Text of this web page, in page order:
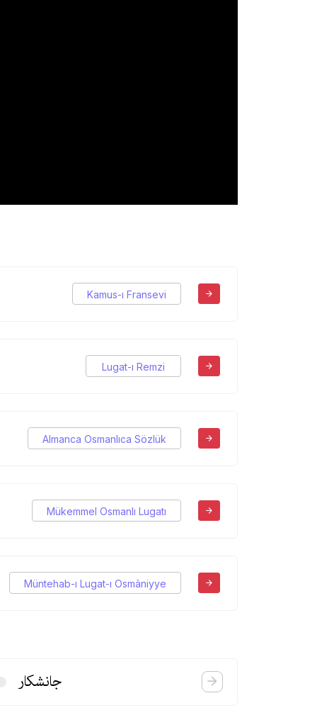
Kamus-ı Fransevi
Lugat-ı Remzi
Almanca Osmanlıca Sözlük
Mükemmel Osmanlı Lugatı
Müntehab-ı Lugat-ı Osmâniyye
جانشكار